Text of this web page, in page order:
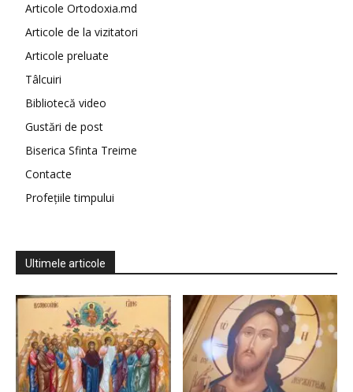
Articole Ortodoxia.md
Articole de la vizitatori
Articole preluate
Tâlcuiri
Bibliotecă video
Gustări de post
Biserica Sfinta Treime
Contacte
Profețiile timpului
Ultimele articole